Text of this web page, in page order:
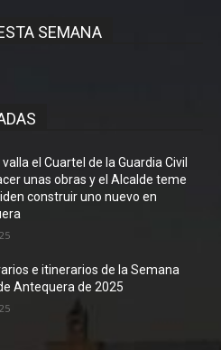
SEMANA
el Cuartel de la Guardia Civil
unas obras y el Alcalde teme
construir uno nuevo en
e itinerarios de la Semana
Antequera de 2025